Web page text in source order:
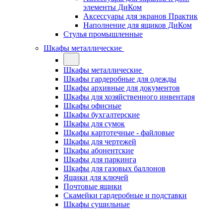
элементы ДиКом
Аксессуары для экранов Практик
Наполнение для ящиков ДиКом
Стулья промышленные
Шкафы металлические
Шкафы металлические
Шкафы гардеробные для одежды
Шкафы архивные для документов
Шкафы для хозяйственного инвентаря
Шкафы офисные
Шкафы бухгалтерские
Шкафы для сумок
Шкафы картотечные - файловые
Шкафы для чертежей
Шкафы абонентские
Шкафы для паркинга
Шкафы для газовых баллонов
Ящики для ключей
Почтовые ящики
Скамейки гардеробные и подставки
Шкафы сушильные